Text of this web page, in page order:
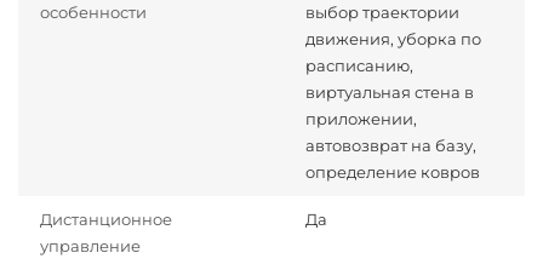
особенности
выбор траектории
движения, уборка по
расписанию,
виртуальная стена в
приложении,
автовозврат на базу,
определение ковров
Дистанционное
управление
Да